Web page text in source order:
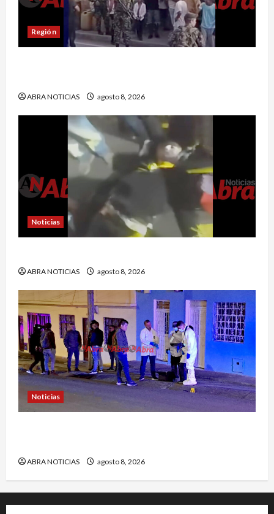
Región
ABRA NOTICIAS agosto 8, 2026
Noticias
ABRA NOTICIAS agosto 8, 2026
Noticias
ABRA NOTICIAS agosto 8, 2026